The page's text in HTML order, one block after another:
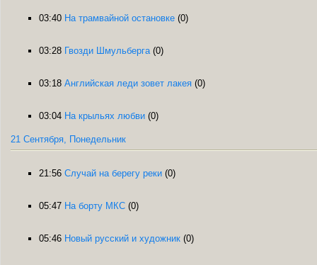
03:40 На трамвайной остановке (0)
03:28 Гвозди Шмульберга (0)
03:18 Английская леди зовет лакея (0)
03:04 На крыльях любви (0)
21 Сентября, Понедельник
21:56 Случай на берегу реки (0)
05:47 На борту МКС (0)
05:46 Новый русский и художник (0)